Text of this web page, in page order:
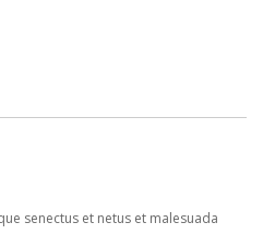
senectus et netus et malesuada